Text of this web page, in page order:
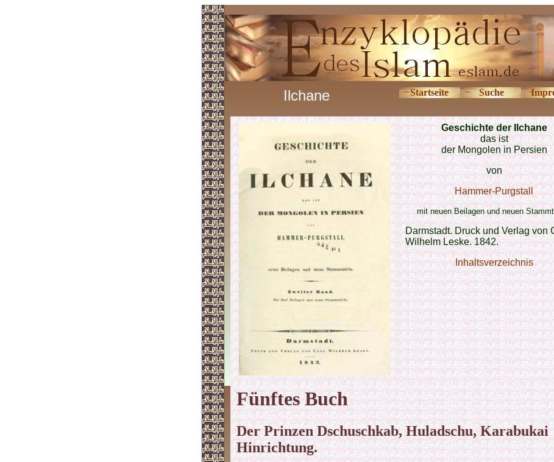
Ilchane Startseite Suche
Geschichte der Ilchane
das ist
der Mongolen in Persien
von
Hammer-Purgstall
mit neuen Beilagen und neuen
Darmstadt. Druck und Verlag von
Wilhelm Leske. 1842.
Inhaltsverzeichnis
Fünftes Buch
Der Prinzen Dschuschkab, Huladschu, Karabukai
Hinrichtung.